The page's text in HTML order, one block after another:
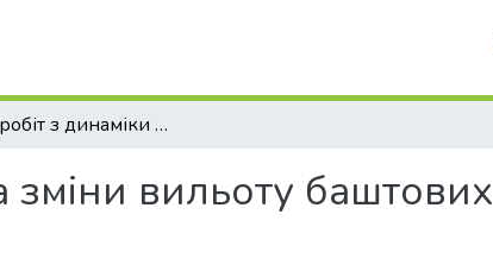
Аналіз робіт з динаміки повороту та зміни вильоту баштових кранів
зміни вильоту баштових